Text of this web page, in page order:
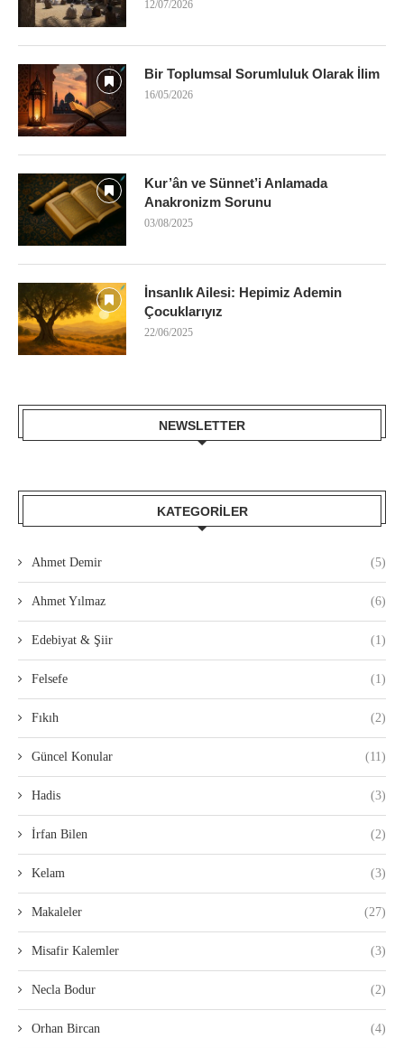
12/07/2026
Bir Toplumsal Sorumluluk Olarak İlim
16/05/2026
Kur’ân ve Sünnet’i Anlamada
Anakronizm Sorunu
03/08/2025
İnsanlık Ailesi: Hepimiz Ademin
Çocuklarıyız
22/06/2025
NEWSLETTER
KATEGORILER
Ahmet Demir (5)
Ahmet Yılmaz (6)
Edebiyat & Şiir (1)
Felsefe (1)
Fıkıh (2)
Güncel Konular (11)
Hadis (3)
İrfan Bilen (2)
Kelam (3)
Makaleler (27)
Misafir Kalemler (3)
Necla Bodur (2)
Orhan Bircan (4)